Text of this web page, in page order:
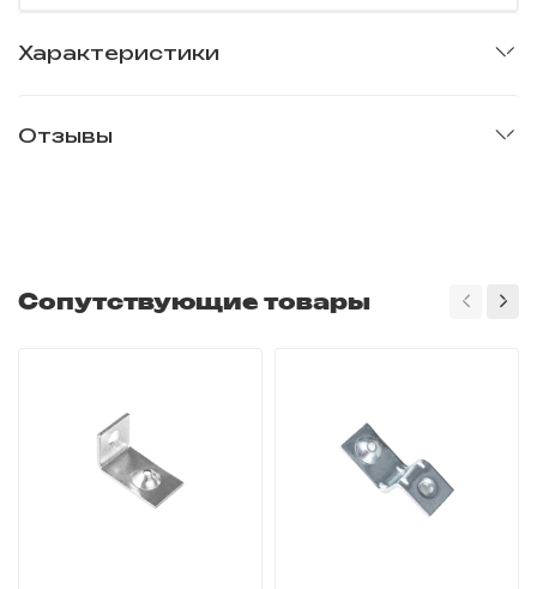
Характеристики
Отзывы
Сопутствующие товары